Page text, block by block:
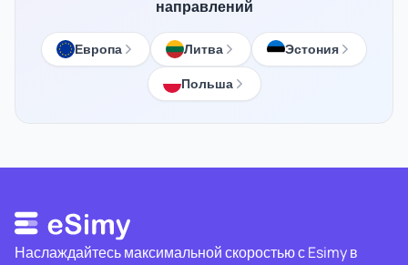
направлений
Европа Литва
Эстония
Польша
Наслаждайтесь максимальной скоростью с Esimy в